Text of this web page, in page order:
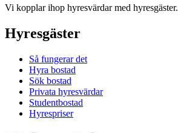
Vi kopplar ihop hyresvärdar med hyresgäster.
Hyresgäster
Så fungerar det
Hyra bostad
Sök bostad
Privata hyresvärdar
Studentbostad
Hyrespriser